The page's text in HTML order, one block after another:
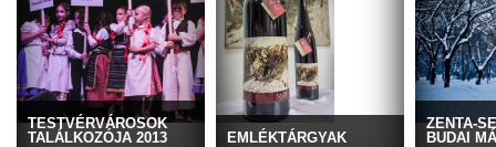
TESTVÉRVÁROSOK
TALÁLKOZÓJA 2013
EMLÉKTÁRGYAK
ZENTA-
BUDAI